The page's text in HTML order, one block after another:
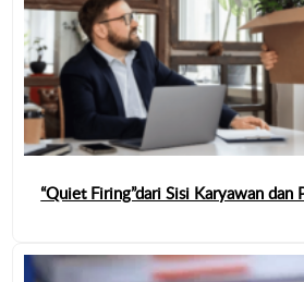
“Quiet Firing”dari Sisi Karyawan dan